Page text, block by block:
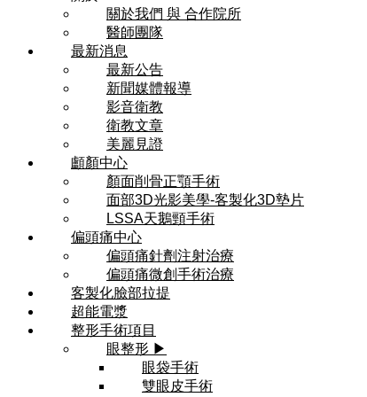
關於我們 與 合作院所
醫師團隊
最新消息
最新公告
新聞媒體報導
影音衛教
衛教文章
美麗見證
顱顏中心
顏面削骨正顎手術
面部3D光影美學-客製化3D墊片
LSSA天鵝頸手術
偏頭痛中心
偏頭痛針劑注射治療
偏頭痛微創手術治療
客製化臉部拉提
超能電漿
整形手術項目
眼整形 ▶
眼袋手術
雙眼皮手術